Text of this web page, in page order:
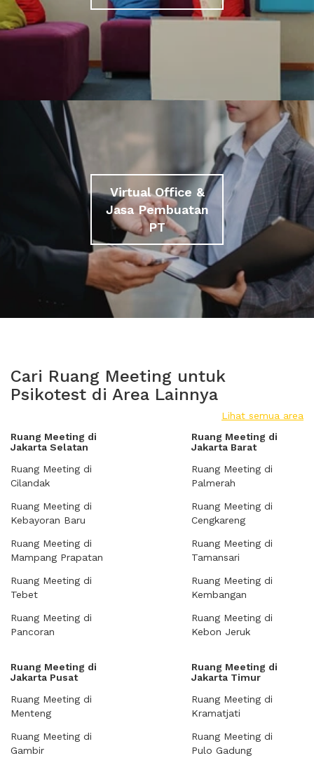
Virtual Office &
Jasa Pembuatan
PT
Cari Ruang Meeting untuk
Psikotest di Area Lainnya
Lihat semua area
Ruang Meeting di
Jakarta Selatan
Ruang Meeting di
Cilandak
Ruang Meeting di
Kebayoran Baru
Ruang Meeting di
Mampang Prapatan
Ruang Meeting di
Tebet
Ruang Meeting di
Pancoran
Ruang Meeting di
Jakarta Barat
Ruang Meeting di
Palmerah
Ruang Meeting di
Cengkareng
Ruang Meeting di
Tamansari
Ruang Meeting di
Kembangan
Ruang Meeting di
Kebon Jeruk
Ruang Meeting di
Jakarta Pusat
Ruang Meeting di
Menteng
Ruang Meeting di
Gambir
Ruang Meeting di
Jakarta Timur
Ruang Meeting di
Kramatjati
Ruang Meeting di
Pulo Gadung